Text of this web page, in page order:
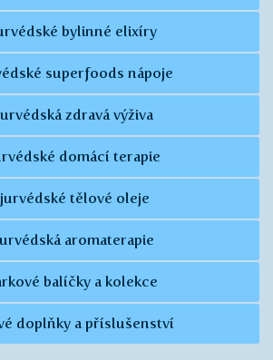
bylinné elixíry
superfoods nápoje
zdravá výživa
domácí terapie
tělové oleje
aromaterapie
balíčky a kolekce
doplňky a příslušenství